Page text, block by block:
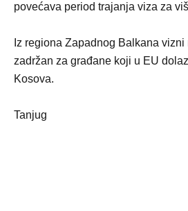
povećava period trajanja viza za
Iz regiona Zapadnog Balkana
zadržan za građane koji u EU
Kosova.
Tanjug